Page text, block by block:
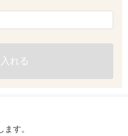
れる
す。